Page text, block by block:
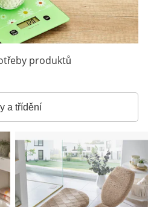
produktů
a třídění